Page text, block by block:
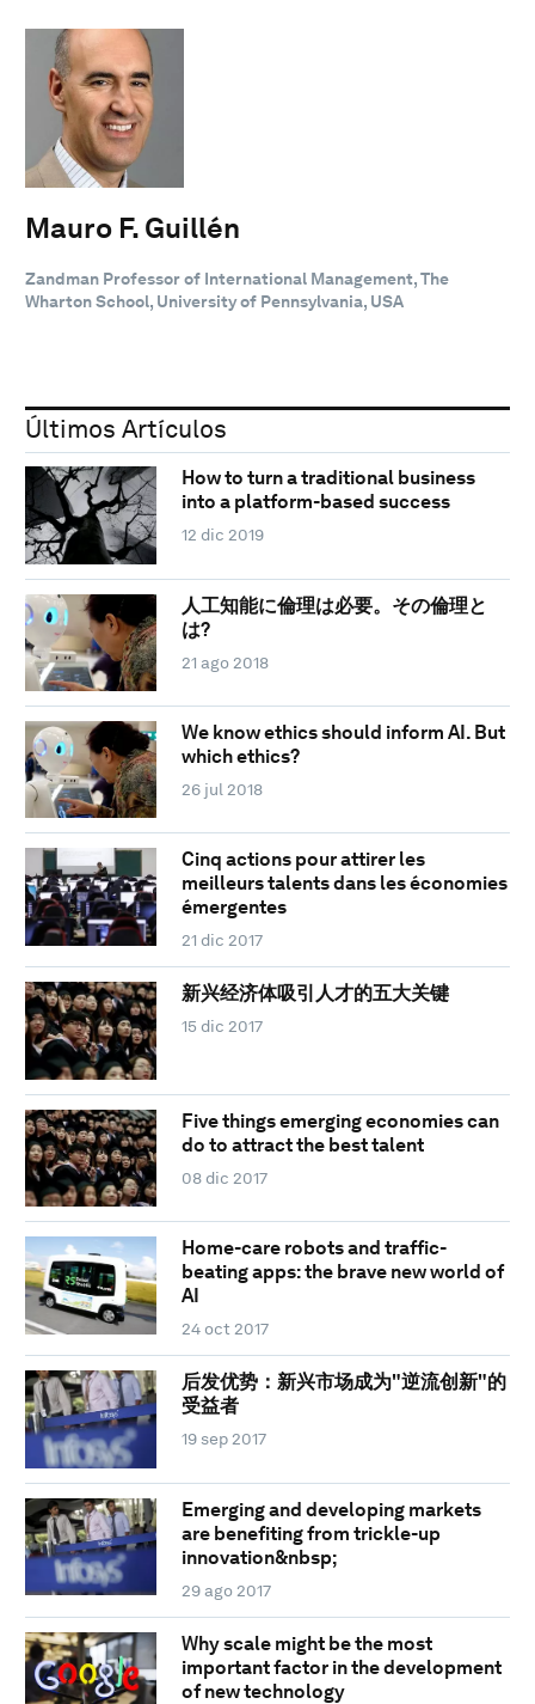
Mauro F. Guillén
Zandman Professor of International Management, The
Wharton School, University of Pennsylvania, USA
Últimos Artículos
How to turn a traditional business
into a platform-based success
12 dic 2019
人工知能に倫理は必要。その倫理と
は?
21 ago 2018
We know ethics should inform AI. But
which ethics?
26 jul 2018
Cinq actions pour attirer les
meilleurs talents dans les économies
émergentes
21 dic 2017
新兴经济体吸引人才的五大关键
15 dic 2017
Five things emerging economies can
do to attract the best talent
08 dic 2017
Home-care robots and traffic-
beating apps: the brave new world of
AI
24 oct 2017
后发优势：新兴市场成为"逆流创新"的
受益者
19 sep 2017
Emerging and developing markets
are benefiting from trickle-up
innovation&nbsp;
29 ago 2017
Why scale might be the most
important factor in the development
of new technology